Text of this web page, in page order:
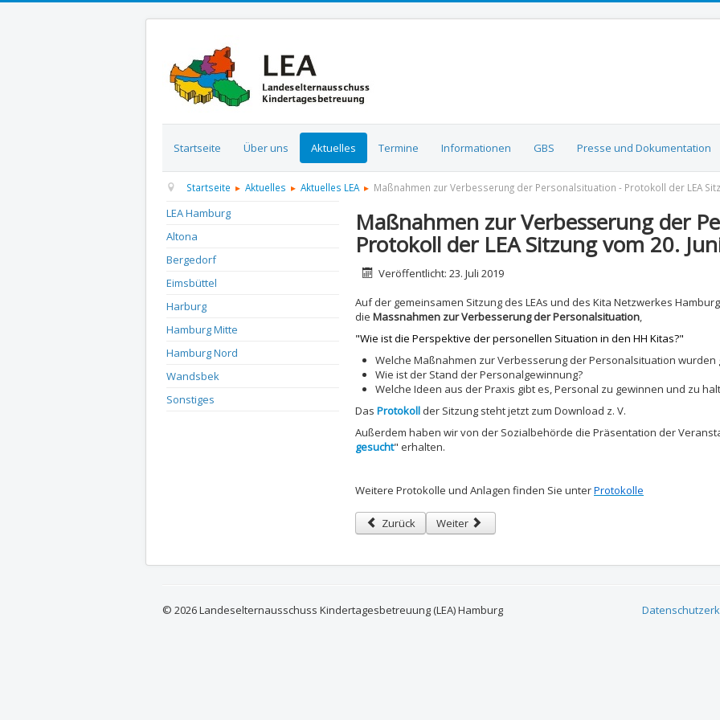
Startseite Über uns Aktuelles Termine Informationen GBS Presse und Dokumentation
Startseite Aktuelles Aktuelles LEA Maßnahmen zur Verbesserung der Personalsituation - Protokoll der LEA
LEA Hamburg
Altona
Bergedorf
Eimsbüttel
Harburg
Hamburg Mitte
Hamburg Nord
Wandsbek
Sonstiges
Maßnahmen zur Verbesserung der
Protokoll der LEA Sitzung vom 20.
DetailsVeröffentlicht: 23. Juli 2019
Auf der gemeinsamen Sitzung des LEAs und des Kita Netzwerkes
die Massnahmen zur Verbesserung der Personalsituation,
"Wie ist die Perspektive der personellen Situation in den HH Kitas?"
Welche Maßnahmen zur Verbesserung der Personalsituation
Wie ist der Stand der Personalgewinnung?
Welche Ideen aus der Praxis gibt es, Personal zu gewinnen und zu
Das Protokoll der Sitzung steht jetzt zum Download z. V.
Außerdem haben wir von der Sozialbehörde die Präsentation der
gesucht" erhalten.
Weitere Protokolle und Anlagen finden Sie unterProtokolle
Vorheriger Beitrag: Der neue LEA Newsletter ist online - Siebte Ausgabe
Zurück Nächster Beitrag: Elternvertreterwahlen 2019-20 in Kita und
Weiter
© 2026 Landeselternausschuss Kindertagesbetreuung (LEA) Hamburg